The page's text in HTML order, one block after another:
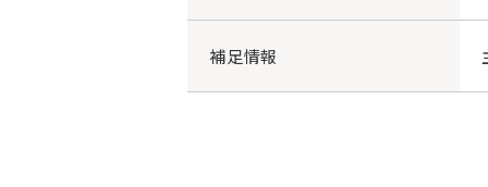
補足情報